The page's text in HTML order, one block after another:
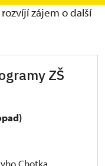
zájem o další
ZŠ
Chotka,